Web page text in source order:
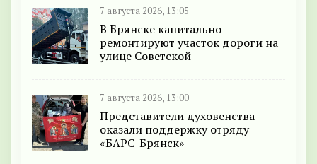
7 августа 2026, 13:05
В Брянске капитально
ремонтируют участок дороги на
улице Советской
7 августа 2026, 13:00
Представители духовенства
оказали поддержку отряду
«БАРС-Брянск»